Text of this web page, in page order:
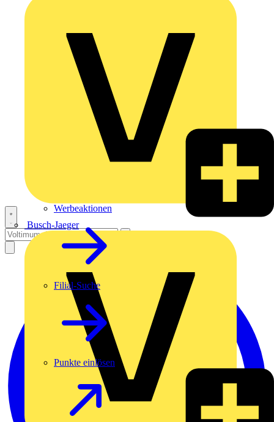
Busch-Jaeger
Werbeaktionen
Filial-Suche
Punkte einlösen